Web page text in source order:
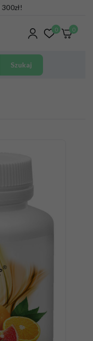
0 0
Szukaj